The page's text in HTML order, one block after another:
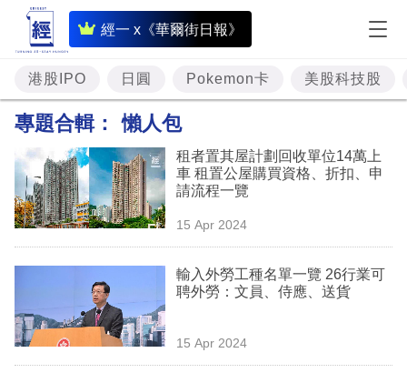
經一 x《華爾街日報》
即
時
財
經
題
投
資
樓
理
港股IPO 日圓 Pokemon卡 美股科技股
專題合輯： 懶人包
租者置其屋計劃回收單位14萬上
車 租置公屋購買資格、折扣、申
請流程一覽
15 Apr 2024
輸入外勞工種名單一覽 26行業可
聘外勞：文員、侍應、送貨
15 Apr 2024